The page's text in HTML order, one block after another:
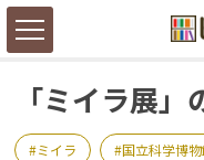
「ミイラ展
ミイラ 国立科学博